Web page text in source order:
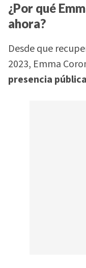
¿Por qué
ahora?
Desde que
2023, Emma
presencia